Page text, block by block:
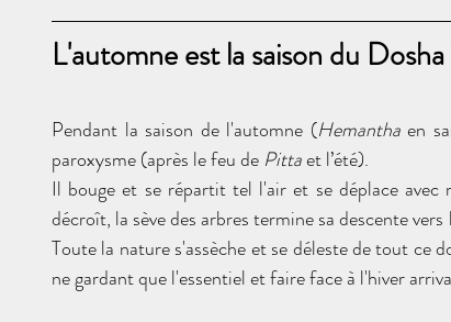
L'automne est la saison du
Pendant la saison de l'automne (Hemantha en
paroxysme (après le feu de Pitta et l’été).
Il bouge et se répartit tel l'air et se déplace
décroît, la sève des arbres termine sa descente
Toute la nature s'assèche et se déleste de tout ce
ne gardant que l'essentiel et faire face à l'hiver